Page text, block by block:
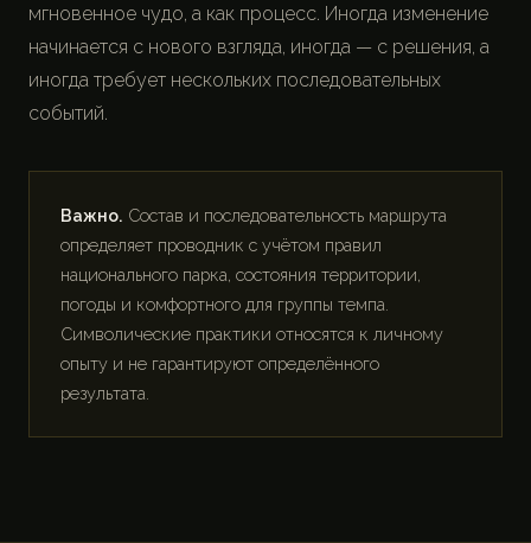
мгновенное чудо, а как процесс. Иногда изменение
начинается с нового взгляда, иногда — с решения, а
иногда требует нескольких последовательных
событий.
Важно. Состав и последовательность маршрута
определяет проводник с учётом правил
национального парка, состояния территории,
погоды и комфортного для группы темпа.
Символические практики относятся к личному
опыту и не гарантируют определённого
результата.